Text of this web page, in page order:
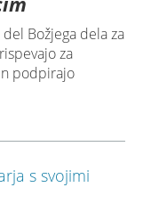
Božjega dela za
za
podpirajo